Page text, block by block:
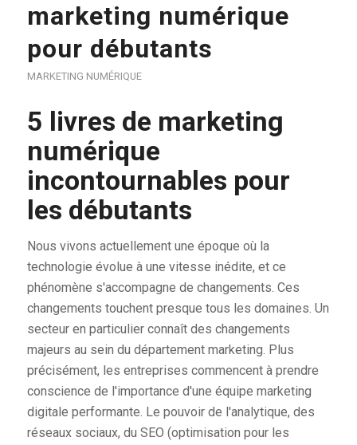
marketing numérique
pour débutants
MARKETING NUMÉRIQUE
5 livres de marketing
numérique
incontournables pour
les débutants
Nous vivons actuellement une époque où la
technologie évolue à une vitesse inédite, et ce
phénomène s'accompagne de changements. Ces
changements touchent presque tous les domaines. Un
secteur en particulier connaît des changements
majeurs au sein du département marketing. Plus
précisément, les entreprises commencent à prendre
conscience de l'importance d'une équipe marketing
digitale performante. Le pouvoir de l'analytique, des
réseaux sociaux, du SEO (optimisation pour les